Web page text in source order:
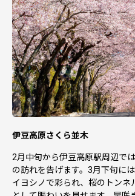
伊豆高原さくら並木
2月中旬から伊豆高原駅周辺で
の訪れを告げます。3月下旬に
イヨシノで彩られ、桜のトンネ